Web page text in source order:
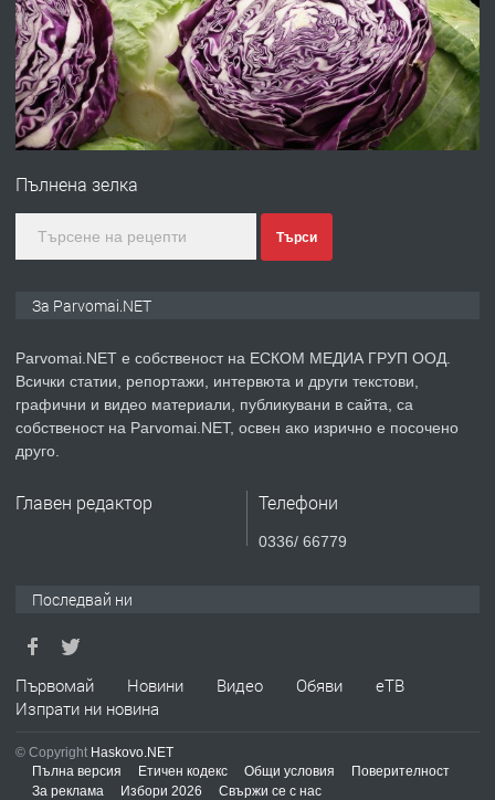
преди 1 година
ПРЕДЛАГА
Първи поход "По стъпките на Ангел
преди 1 година
ПРЕДЛАГА Уроци по Математика
преди 1 година
Пълнена зелка
Търси
За Parvomai.NET
Parvomai.NET е собственост на ЕСКОМ МЕДИА ГРУП ООД.
Всички статии, репортажи, интервюта и други текстови,
графични и видео материали, публикувани в сайта, са
собственост на Parvomai.NET, освен ако изрично е посочено
друго.
Главен редактор Телефони
0336/ 66779
Последвай ни
Първомай Новини Видео Обяви
еТВ
Изпрати ни новина
© Copyright Haskovo.NET
Пълна версия
Етичен кодекс Общи условия
Поверителност
За реклама
Избори 2026 Свържи се с нас